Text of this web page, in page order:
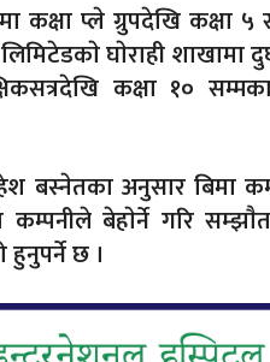
कक्षा प्ले ग्रुपदेखि कक्षा ५
घाेराही शाखामा
कक्षा १०
बस्नेतका अनुसार
बेहाेर्ने गरि
छ ।